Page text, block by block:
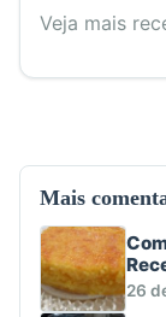
Veja mais
Mais
26